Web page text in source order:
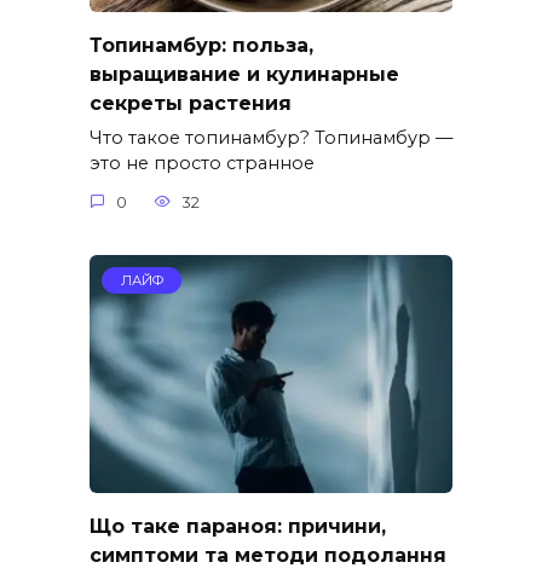
Топинамбур: польза,
выращивание и кулинарные
секреты растения
Что такое топинамбур? Топинамбур —
это не просто странное
0 32
ЛАЙФ
Що таке параноя: причини,
симптоми та методи подолання